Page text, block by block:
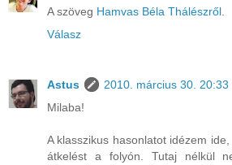
A szöveg Hamvas Béla Thálészről.
Válasz
Astus
2010. március 30. 20:33
Milaba!
A klasszikus hasonlatot idézem
átkelést a folyón. Tutaj nélkül